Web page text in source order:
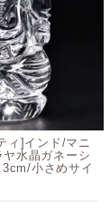
ィ]インド/マニ
水晶ガネーシ
小さめサイ